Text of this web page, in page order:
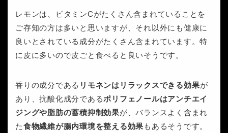
レモンは、ビタミンCがたくさん含まれていることを
ご存知の方は多いと思いますが、それ以外にも健康に
良いとされている成分がたくさん含まれています。特
に皮に多いので皮ごと食べると良いそうです。
香りの成分である リモネンはリラックスできる効果が
あり、抗酸化成分であるポリフェノールはアンチエイ
ジングや脂肪の蓄積抑制効果が、バランスよく含まれ
た食物繊維が腸内環境を整える効果 もあるそうです。